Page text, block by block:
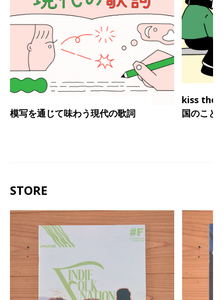
模写を通じて味わう現代の歌詞
kiss the
国のこと
STORE